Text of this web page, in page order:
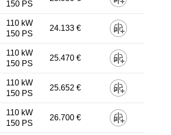
150 PS
110 kW
150 PS
24.133 €
110 kW
150 PS
25.470 €
110 kW
150 PS
25.652 €
110 kW
150 PS
26.700 €